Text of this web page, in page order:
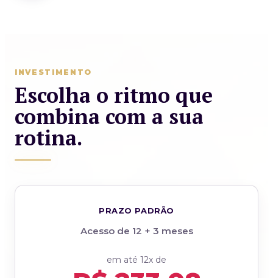
INVESTIMENTO
Escolha o ritmo que
combina com a sua
rotina.
PRAZO PADRÃO
Acesso de 12 + 3 meses
em até 12x de